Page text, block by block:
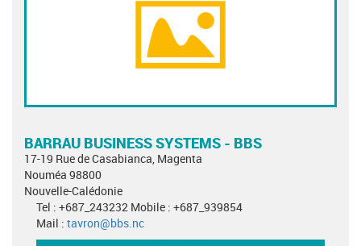
BARRAU BUSINESS SYSTEMS - BBS
17-19 Rue de Casabianca, Magenta
Nouméa 98800
Nouvelle-Calédonie
Tel : +687_243232 Mobile : +687_939854
Mail : tavron@bbs.nc